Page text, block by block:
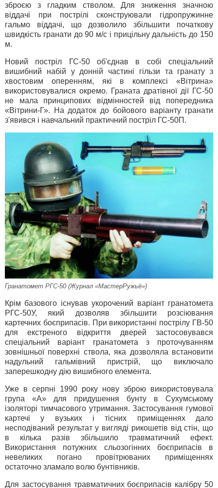
зброєю з гладким стволом. Для зниження значною
віддачі при пострілі сконструювали гідропружинне
гальмо віддачі, що дозволило збільшити початкову
швидкість гранати до 90 м/с і прицільну дальність до 150
м.
Новий постріл ГС-50 об'єднав в собі спеціальний
вишибний набій у донній частині гільзи та гранату з
хвостовим оперенням, які в комплексі «Вітрина»
використовувалися окремо. Граната дратівної дії ГС-50
не мала принципових відмінностей від попередника
«Вітрини-Г». На додаток до бойового варіанту гранати
з'явився і навчальний практичний постріл ГС-50П.
Гранатомет РГС-50 (Журнал «МастерРужьё»)
Крім базового існував укорочений варіант гранатомета
РГС-50У, який дозволяв збільшити розсіювання
картечних боєприпасів. При використанні пострілу ГВ-50
для екстреного відкриття дверей застосовувався
спеціальний варіант гранатомета з проточуванням
зовнішньої поверхні ствола, яка дозволяла встановити
надульний гальмівний пристрій, що виключало
заперешкодну дію вишибного елемента.
Уже в серпні 1990 року нову зброю використовувала
група «А» для придушення бунту в Сухумському
ізоляторі тимчасового утримання. Застосування гумової
картечі у вузьких і тісних приміщеннях дало
несподіваний результат у вигляді рикошетів від стін, що
в кілька разів збільшило травматичний ефект.
Використання потужних сльозогінних боєприпасів в
невеликих погано провітрюваних приміщеннях
остаточно зламало волю бунтівників.
Для застосування травматичних боєприпасів калібру 50